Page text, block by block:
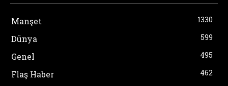
Manşet 1330
Dünya 599
Genel 495
Flaş Haber
462